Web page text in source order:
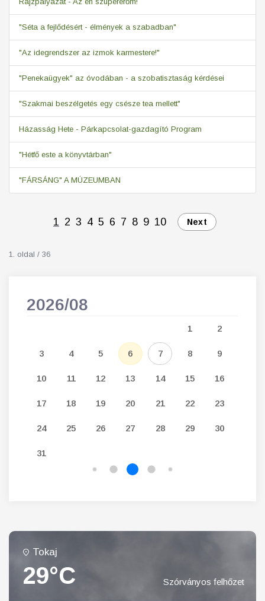
"Séta a fejlődésért - élmények a szabadban"
"Az idegrendszer az izmok karmestere!"
"Penekaügyek" az óvodában - a szobatisztaság kérdései
"Szakmai beszélgetés egy csésze tea mellett"
Házasság Hete - Párkapcsolat-gazdagító Program
"Hétfő este a könyvtárban"
"FÁRSÁNG" A MÚZEUMBAN
1 2 3 4 5 6 7 8 9 10 Next
1. oldal / 36
2026/08
1 2
3 4 5 6 7 8 9
10 11 12 13 14 15 16
17 18 19 20 21 22 23
24 25 26 27 28 29 30
31
Tokaj
29°C Szórványos felhőzet